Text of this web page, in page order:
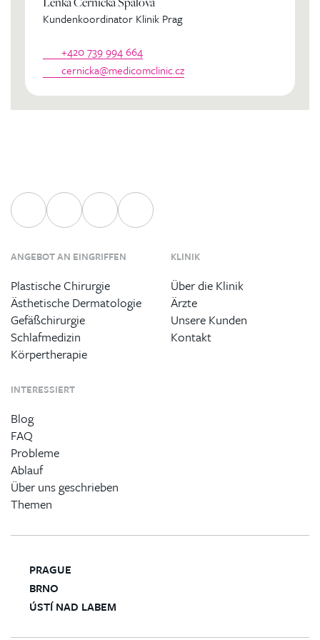
Kundenkoordinator Klinik Prag
+420 739 994 664
cernicka@medicomclinic.cz
ANGEBOT AN EINGRIFFEN
Plastische Chirurgie
Ästhetische Dermatologie
Gefäßchirurgie
Schlafmedizin
Körpertherapie
KLINIK
Über die Klinik
Ärzte
Unsere Kunden
Kontakt
INTERESSIERT
Blog
FAQ
Probleme
Ablauf
Über uns geschrieben
Themen
PRAGUE
BRNO
ÚSTÍ NAD LABEM